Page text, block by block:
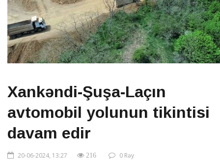
Xankəndi-Şuşa-Laçın
avtomobil yolunun tikintisi
davam edir
20-06-2024, 13:27 216 0 Rəy